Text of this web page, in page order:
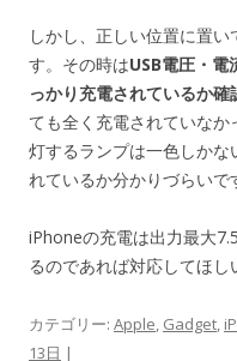
しかし、正しい位置に置
す。その時はUSB電圧・電
っかり充電されているか確
ても全く充電されていな
灯するランプは一色しかな
れているか分かりづらいで
iPhoneの充電は出力最大
るのであれば対応してほし
カテゴリー: Apple, Gadget,
13日 |